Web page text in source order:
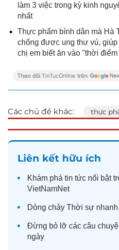
làm 3 việc trong kỳ kinh
nhất
Thực phẩm bình dân mà Hà
chống được ung thư vú,
chị em biết ăn vào "thời điểm
Các chủ đề khác: thực
Liên kết hữu ích
Khám phá tin tức nổi bật
VietNamNet
Dòng chảy Thời sự
Đừng bỏ lỡ các câu
ngày